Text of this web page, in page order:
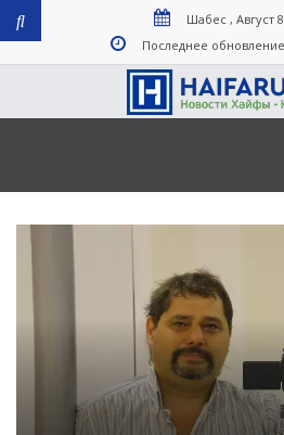
Шабес , Август
Последнее